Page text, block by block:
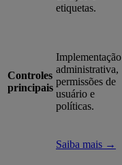
etiquetas.
Controles
principais
Implementação
administrativa,
permissões de
usuário e
políticas.
Saiba mais →